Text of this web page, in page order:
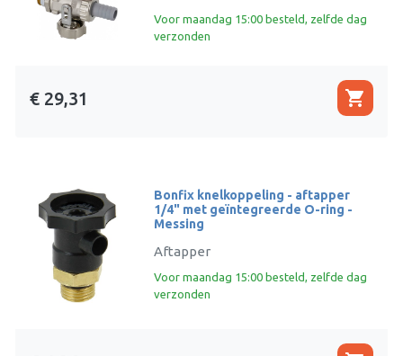
Voor maandag 15:00 besteld, zelfde dag
verzonden
€ 29,31 shopping_cart
Bonfix knelkoppeling - aftapper
1/4" met geïntegreerde O-ring -
Messing
Aftapper
Voor maandag 15:00 besteld, zelfde dag
verzonden